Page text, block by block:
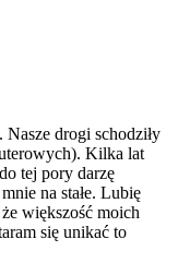
drogi schodziły
Kilka lat
tej pory darzę
na stałe. Lubię
większość moich
się unikać to